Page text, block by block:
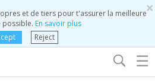
×
et de tiers pour t'assurer la meilleure
possible. En savoir plus
Reject
☰